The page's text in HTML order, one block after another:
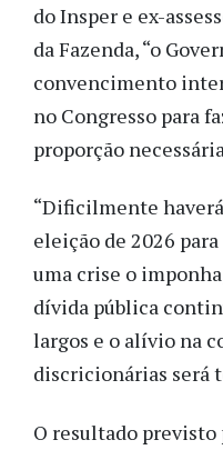
do Insper e ex-
da Fazenda, “o
convencimento
no Congresso para
proporção
“Dificilmente
eleição de 2026
uma crise o
dívida pública
largos e o alívio na
discricionárias será
O resultado previsto